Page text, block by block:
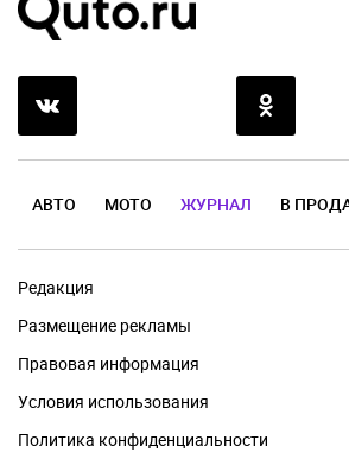
АВТО МОТО ЖУРНАЛ В
Редакция
Размещение рекламы
Правовая информация
Условия использования
Политика конфиденциальности